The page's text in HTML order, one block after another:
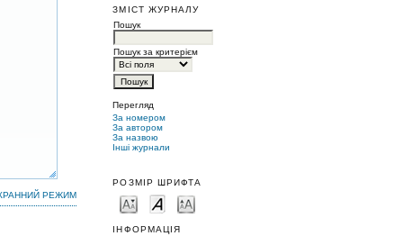
ЗМІСТ ЖУРНАЛУ
Пошук
Пошук за критерієм
Перегляд
За номером
За автором
За назвою
Інші журнали
РОЗМІР ШРИФТА
ІНФОРМАЦІЯ
РЕЖИМ